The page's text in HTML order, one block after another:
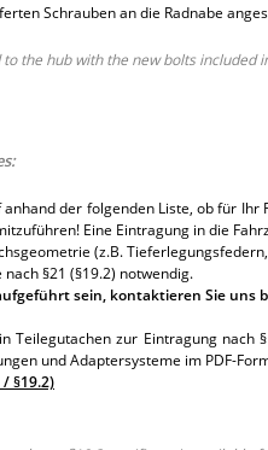
Schrauben an die Radnabe
the hub with the new bolts
der folgenden Liste, ob für
Eine Eintragung in die
(z.B.
§21 (§19.2) notwendig.
sein, kontaktieren Sie uns
Teilegutachen zur Eintragung
und Adaptersysteme im PDF-
§19.2)